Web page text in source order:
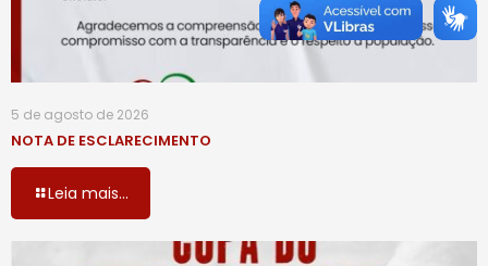
5 de agosto de 2026
NOTA DE ESCLARECIMENTO
Leia mais...